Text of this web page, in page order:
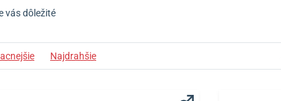
vás dôležité
Najdrahšie